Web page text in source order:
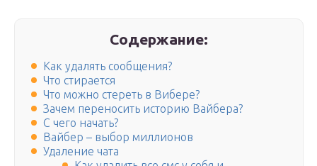
Содержание:
Как удалять сообщения?
Что стирается
Что можно стереть в Вибере?
Зачем переносить историю Вайбера?
С чего начать?
Вайбер – выбор миллионов
Удаление чата